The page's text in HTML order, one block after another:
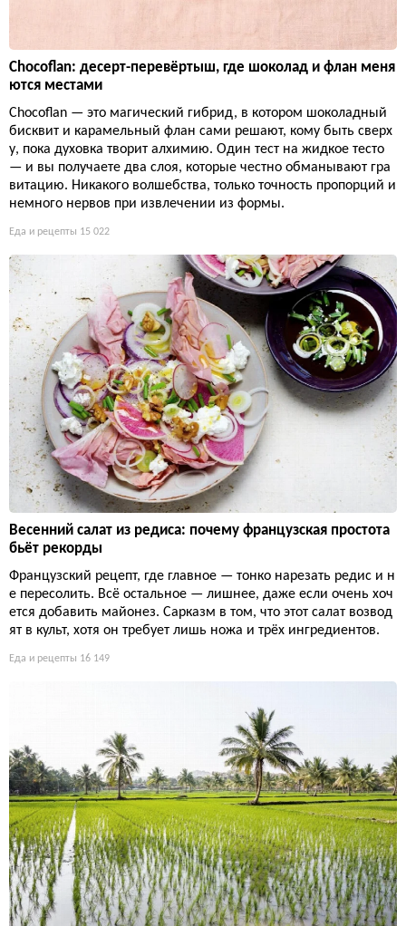
Chocoflan: десерт-перевёртыш, где шоколад и флан меня
ются местами
Chocoflan — это магический гибрид, в котором шоколадный
бисквит и карамельный флан сами решают, кому быть сверх
у, пока духовка творит алхимию. Один тест на жидкое тесто
— и вы получаете два слоя, которые честно обманывают гра
витацию. Никакого волшебства, только точность пропорций и
немного нервов при извлечении из формы.
Еда и рецепты 15 022
Весенний салат из редиса: почему французская простота
бьёт рекорды
Французский рецепт, где главное — тонко нарезать редис и н
е пересолить. Всё остальное — лишнее, даже если очень хоч
ется добавить майонез. Сарказм в том, что этот салат возвод
ят в культ, хотя он требует лишь ножа и трёх ингредиентов.
Еда и рецепты 16 149